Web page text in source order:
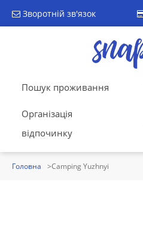
Зворотній зв'язок
Пошук проживання
Організація
відпочинку
Головна Camping Yuzhnyi